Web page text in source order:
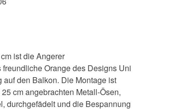
ist die Angerer
Orange des Designs Uni
den Balkon. Die Montage ist
cm angebrachten Metall-Ösen,
durchgefädelt und die Bespannung